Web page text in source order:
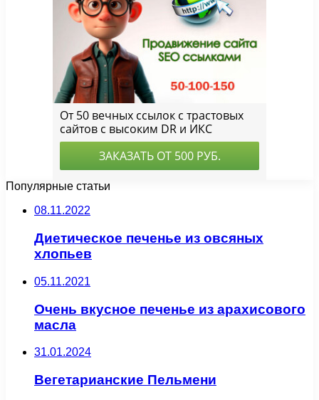
Популярные статьи
08.11.2022
Диетическое печенье из овсяных
хлопьев
05.11.2021
Очень вкусное печенье из арахисового
масла
31.01.2024
Вегетарианские Пельмени